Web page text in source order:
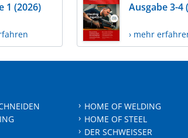
1 (2026) Ausgabe 3-4
› mehr
HOME OF WELDING
HOME OF STEEL
DER SCHWEISSER